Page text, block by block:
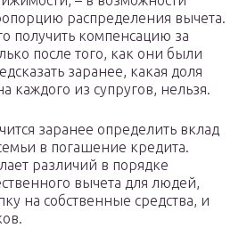
распределения вычета.
получить компенсацию за
после того, как они были
заранее, какая доля
каждого из супругов, нельзя.
заранее определить вклад
в погашение кредита.
различий в порядке
вычета для людей,
на собственные средства, и